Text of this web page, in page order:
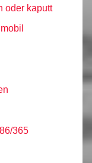
oder kaputt
365